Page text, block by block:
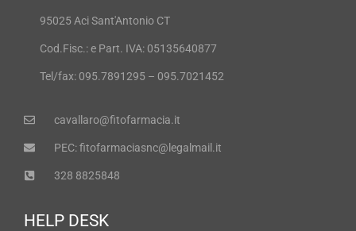
95025 Aci Sant'Antonio CT
Cod.Fisc.: e Part. IVA: 05135640877
Tel/fax: 095.7891295 – 095.7021452
cavallaro@fitofarmacia.it
PEC: fitofarmaciasnc@legalmail.it
328 8825848
HELP DESK